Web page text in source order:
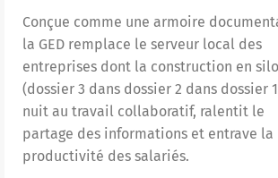
Conçue comme une armoire
la GED remplace le serveur local des
entreprises dont la construction en
(dossier 3 dans dossier 2 dans dossier
nuit au travail collaboratif, ralentit le
partage des informations et entrave la
productivité des salariés.